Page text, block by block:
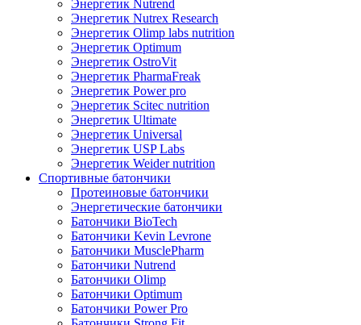
Энергетик Nutrend
Энергетик Nutrex Research
Энергетик Olimp labs nutrition
Энергетик Optimum
Энергетик OstroVit
Энергетик PharmaFreak
Энергетик Power pro
Энергетик Scitec nutrition
Энергетик Ultimate
Энергетик Universal
Энергетик USP Labs
Энергетик Weider nutrition
Спортивные батончики
Протеиновые батончики
Энергетические батончики
Батончики BioTech
Батончики Kevin Levrone
Батончики MusclePharm
Батончики Nutrend
Батончики Olimp
Батончики Optimum
Батончики Power Pro